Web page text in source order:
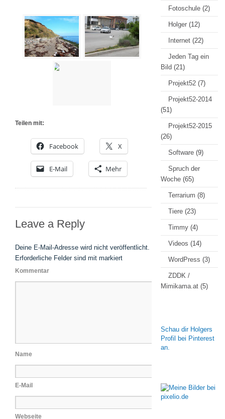
Teilen mit:
Facebook X
E-Mail Mehr
Leave a Reply
Deine E-Mail-Adresse wird nicht veröffentlicht.
Erforderliche Felder sind mit markiert
Kommentar
Name
E-Mail
Webseite
Fotoschule (2)
Holger (12)
Internet (22)
Jeden Tag ein
Bild (21)
Projekt52 (7)
Projekt52-2014
(51)
Projekt52-2015
(26)
Software (9)
Spruch der
Woche (65)
Terrarium (8)
Tiere (23)
Timmy (4)
Videos (14)
WordPress (3)
ZDDK /
Mimikama.at (5)
Schau dir Holgers
Profil bei Pinterest
an.